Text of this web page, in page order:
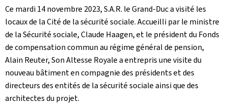
Ce mardi 14 novembre 2023, S.A.R. le Grand-Duc a visité les
locaux de la Cité de la sécurité sociale. Accueilli par le ministre
de la Sécurité sociale, Claude Haagen, et le président du Fonds
de compensation commun au régime général de pension,
Alain Reuter, Son Altesse Royale a entrepris une visite du
nouveau bâtiment en compagnie des présidents et des
directeurs des entités de la sécurité sociale ainsi que des
architectes du projet.